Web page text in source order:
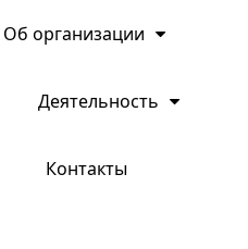
Об организации
Деятельность
Контакты